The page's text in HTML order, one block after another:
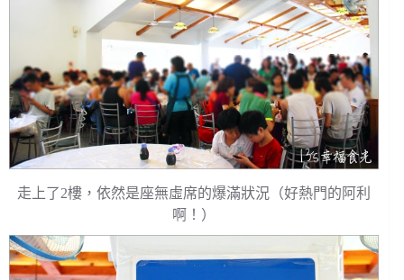
走上了2樓，依然是座無虛席的爆滿狀況（好熱門的阿利
啊！）